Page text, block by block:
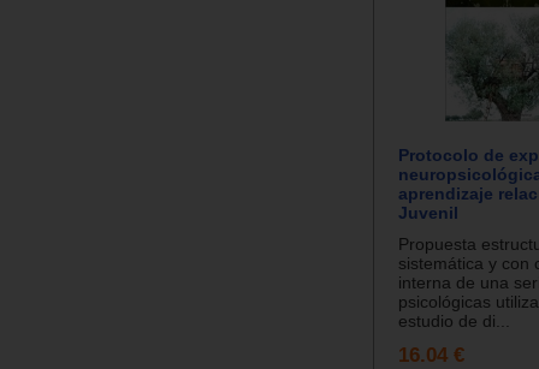
Protocolo de
aprendizaje
Juvenil
Propuesta
sistemática y con
interna de una
psicológicas
estudio de di...
16.04 €